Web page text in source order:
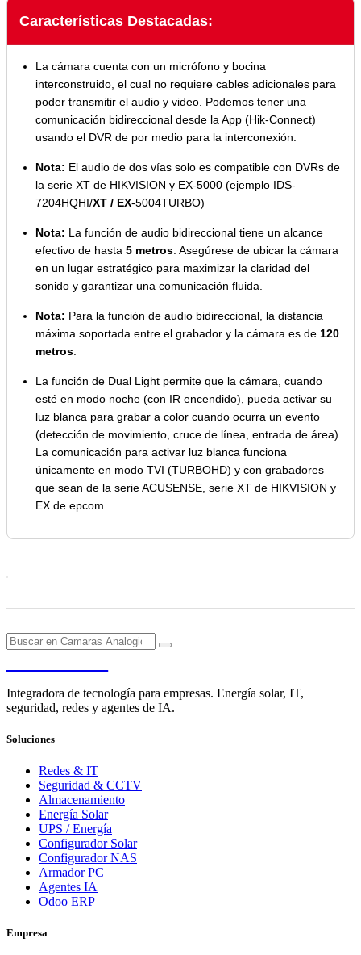
Características Destacadas:
La cámara cuenta con un micrófono y bocina
interconstruido, el cual no requiere cables adicionales para
poder transmitir el audio y video. Podemos tener una
comunicación bidireccional desde la App (Hik-Connect)
usando el DVR de por medio para la interconexión.
Nota: El audio de dos vías solo es compatible con DVRs de
la serie XT de HIKVISION y EX-5000 (ejemplo IDS-
7204HQHI/XT / EX-5004TURBO)
Nota: La función de audio bidireccional tiene un alcance
efectivo de hasta 5 metros . Asegúrese de ubicar la cámara
en un lugar estratégico para maximizar la claridad del
sonido y garantizar una comunicación fluida.
Nota: Para la función de audio bidireccional, la distancia
máxima soportada entre el grabador y la cámara es de 120
metros
La función de Dual Light permite que la cámara, cuando
esté en modo noche (con IR encendido), pueda activar su
luz blanca para grabar a color cuando ocurra un evento
(detección de movimiento, cruce de línea, entrada de área).
La comunicación para activar luz blanca funciona
únicamente en modo TVI (TURBOHD) y con grabadores
que sean de la serie ACUSENSE, serie XT de HIKVISION y
EX de epcom.
Integradora de tecnología para empresas. Energía solar, IT,
seguridad, redes y agentes de IA.
Soluciones
Redes & IT
Seguridad & CCTV
Almacenamiento
Energía Solar
UPS / Energía
Configurador Solar
Configurador NAS
Armador PC
Agentes IA
Odoo ERP
Empresa